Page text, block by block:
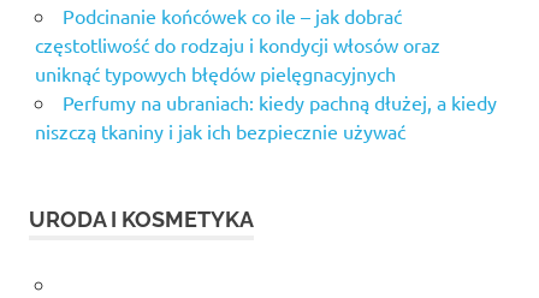
Podcinanie końcówek co ile – jak dobrać
częstotliwość do rodzaju i kondycji włosów oraz
uniknąć typowych błędów pielęgnacyjnych
Perfumy na ubraniach: kiedy pachną dłużej, a kiedy
niszczą tkaniny i jak ich bezpiecznie używać
URODA I KOSMETYKA